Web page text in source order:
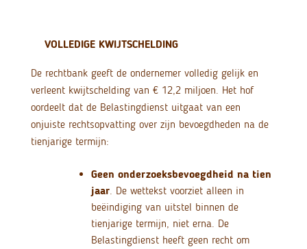
VOLLEDIGE KWIJTSCHELDING
De rechtbank geeft de ondernemer volledig gelijk en
verleent kwijtschelding van € 12,2 miljoen. Het hof
oordeelt dat de Belastingdienst uitgaat van een
onjuiste rechtsopvatting over zijn bevoegdheden na de
tienjarige termijn:
Geen onderzoeksbevoegdheid na tien
jaar. De wettekst voorziet alleen in
beëindiging van uitstel binnen de
tienjarige termijn, niet erna. De
Belastingdienst heeft geen recht om